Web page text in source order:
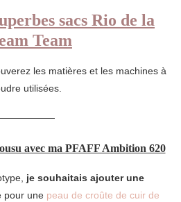
sacs Rio de la
Team
les matières et les machines à
utilisées.
avec ma PFAFF Ambition 620
je souhaitais ajouter une
pour une peau de croûte de cuir de